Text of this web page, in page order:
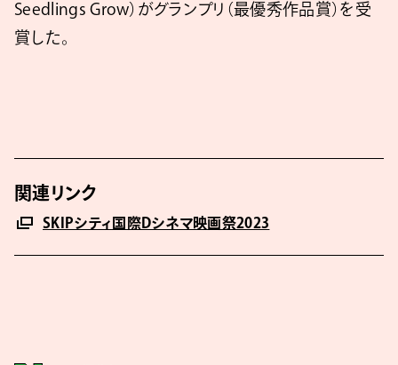
Seedlings Grow）がグランプリ（最優秀作品賞）を受
賞した。
関連リンク
SKIPシティ国際Dシネマ映画祭2023